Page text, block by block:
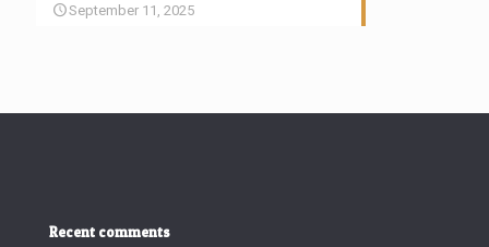
September 11, 2025
Recent comments